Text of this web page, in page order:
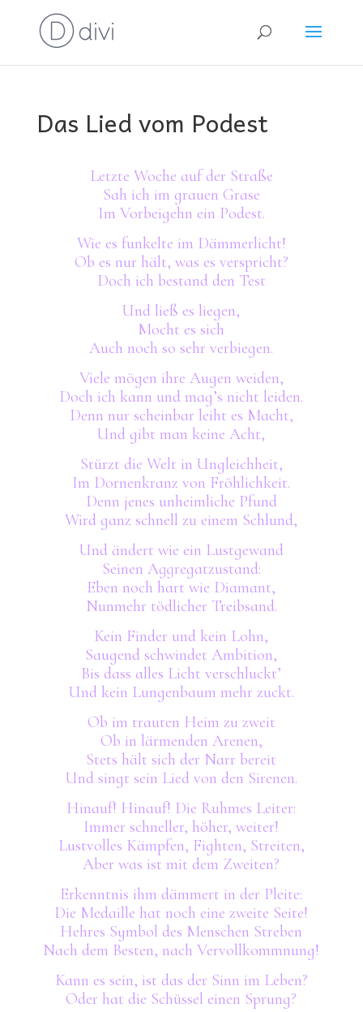
Das Lied vom Podest
Letzte Woche auf der Straße
Sah ich im grauen Grase
Im Vorbeigehn ein Podest.
Wie es funkelte im Dämmerlicht!
Ob es nur hält, was es verspricht?
Doch ich bestand den Test
Und ließ es liegen,
Mocht es sich
Auch noch so sehr verbiegen.
Viele mögen ihre Augen weiden,
Doch ich kann und mag’s nicht leiden.
Denn nur scheinbar leiht es Macht,
Und gibt man keine Acht,
Stürzt die Welt in Ungleichheit,
Im Dornenkranz von Fröhlichkeit.
Denn jenes unheimliche Pfund
Wird ganz schnell zu einem Schlund,
Und ändert wie ein Lustgewand
Seinen Aggregatzustand:
Eben noch hart wie Diamant,
Nunmehr tödlicher Treibsand.
Kein Finder und kein Lohn,
Saugend schwindet Ambition,
Bis dass alles Licht verschluckt’
Und kein Lungenbaum mehr zuckt.
Ob im trauten Heim zu zweit
Ob in lärmenden Arenen,
Stets hält sich der Narr bereit
Und singt sein Lied von den Sirenen.
Hinauf! Hinauf! Die Ruhmes Leiter:
Immer schneller, höher, weiter!
Lustvolles Kämpfen, Fighten, Streiten,
Aber was ist mit dem Zweiten?
Erkenntnis ihm dämmert in der Pleite:
Die Medaille hat noch eine zweite Seite!
Hehres Symbol des Menschen Streben
Nach dem Besten, nach Vervollkommnung!
Kann es sein, ist das der Sinn im Leben?
Oder hat die Schüssel einen Sprung?